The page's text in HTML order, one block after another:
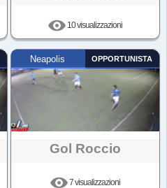
10 visualizzazioni
Neapolis OPPORTUNISTA
Gol Roccio
7 visualizzazioni